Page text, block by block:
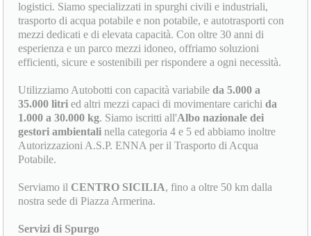
logistici. Siamo specializzati in spurghi civili e industriali,
trasporto di acqua potabile e non potabile, e autotrasporti con
mezzi dedicati e di elevata capacità. Con oltre 30 anni di
esperienza e un parco mezzi idoneo, offriamo soluzioni
efficienti, sicure e sostenibili per rispondere a ogni necessità.
Utilizziamo Autobotti con capacità variabileda 5.000 a
35.000 litri ed altri mezzi capaci di movimentare carichida
1.000 a 30.000 kg. Siamo iscritti all'Albo nazionale dei
gestori ambientali nella categoria 4 e 5 ed abbiamo inoltre
Autorizzazioni A.S.P. ENNA per il Trasporto di Acqua
Potabile.
Serviamo il CENTRO SICILIA, fino a oltre 50 km dalla
nostra sede di Piazza Armerina.
Servizi di Spurgo